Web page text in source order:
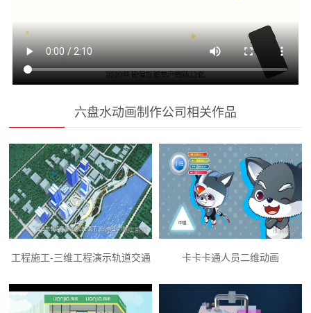
六盘水动画制作公司相关作品
工程施工-三维工程演示轨道交通 卡卡卡通人员二维动画